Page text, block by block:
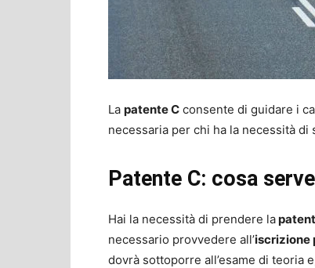
La patente C consente di guidare i
necessaria per chi ha la necessità
Patente C: cosa serve
Hai la necessità di prendere la
necessario provvedere all’iscrizione
dovrà sottoporre all’esame di teoria